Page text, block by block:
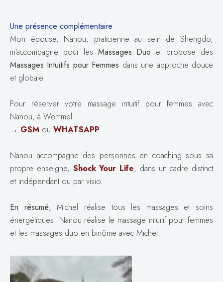
Une présence complémentaire
Mon épouse, Nanou, praticienne au sein de Shengdo,
m’accompagne pour les Massages Duo et propose des
Massages Intuitifs pour Femmes dans une approche douce
et globale.
Pour réserver votre massage intuitif pour femmes avec
Nanou, à Wemmel :
→ GSM ou WHATSAPP
Nanou accompagne des personnes en coaching sous sa
propre enseigne, Shock Your Life, dans un cadre distinct
et indépendant ou par visio.
En résumé, Michel réalise tous les massages et soins
énergétiques. Nanou réalise le massage intuitif pour femmes
et les massages duo en binôme avec Michel.